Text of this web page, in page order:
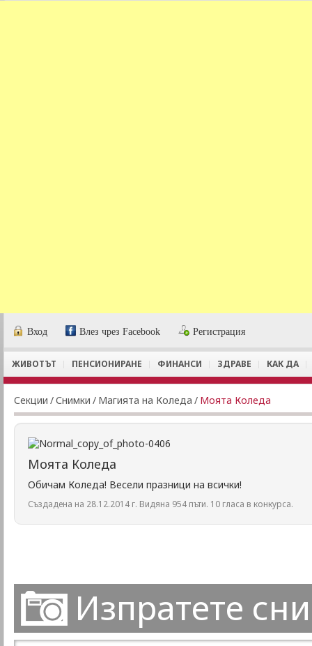
Вход Влез чрез Facebook Регистрация
ЖИВОТЪТ ПЕНСИОНИРАНЕ ФИНАНСИ ЗДРАВЕ КАК ДА
Секции /Снимки / Магията на Коледа / Моята Коледа
Моята Коледа
Обичам Коледа! Весели празници на всички!
Създадена на 28.12.2014 г. Видяна 954 пъти. 10 гласа в конкурса.
Изпратете